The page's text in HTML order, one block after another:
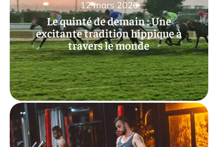
Le quinté de demain : Une
excitante tradition hippique à
travers le monde
12 mars 2026